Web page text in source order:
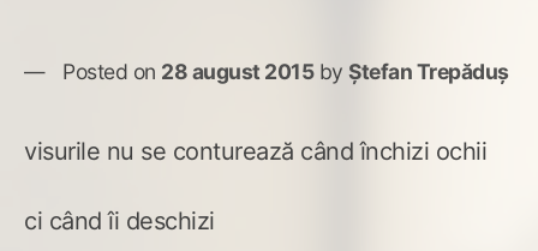
Posted on 28 august 2015by Ștefan Trepăduș
visurile nu se conturează când închizi ochii
ci când îi deschizi